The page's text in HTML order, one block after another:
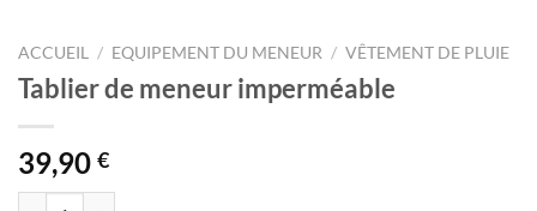
ACCUEIL / EQUIPEMENT DU MENEUR / VÊTEMENT DE PLUIE
Tablier de meneur imperméable
39,90 €